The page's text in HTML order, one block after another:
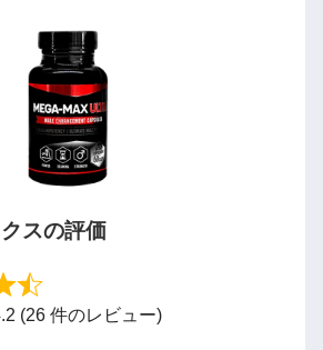
スの評価
(26 件のレビュー)